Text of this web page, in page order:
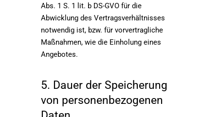
Abs. 1 S. 1 lit. b DS-GVO für die
Abwicklung des Vertragsverhältnisses
notwendig ist, bzw. für vorvertragliche
Maßnahmen, wie die Einholung eines
Angebotes.
5. Dauer der Speicherung
von personenbezogenen